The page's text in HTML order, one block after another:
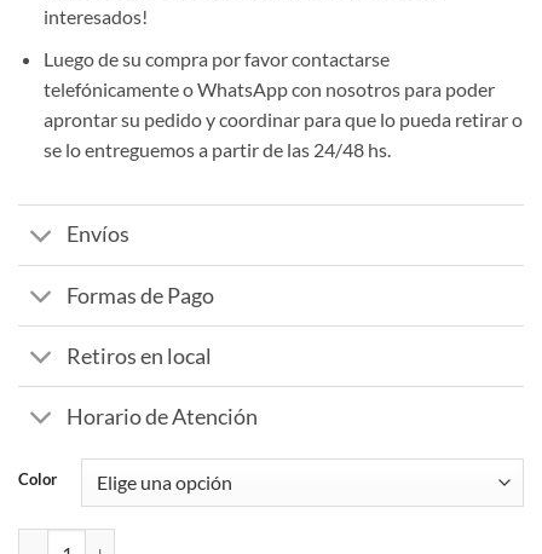
interesados!
Luego de su compra por favor contactarse
telefónicamente o WhatsApp con nosotros para poder
aprontar su pedido y coordinar para que lo pueda retirar o
se lo entreguemos a partir de las 24/48 hs.
Envíos
Formas de Pago
Retiros en local
Horario de Atención
Color